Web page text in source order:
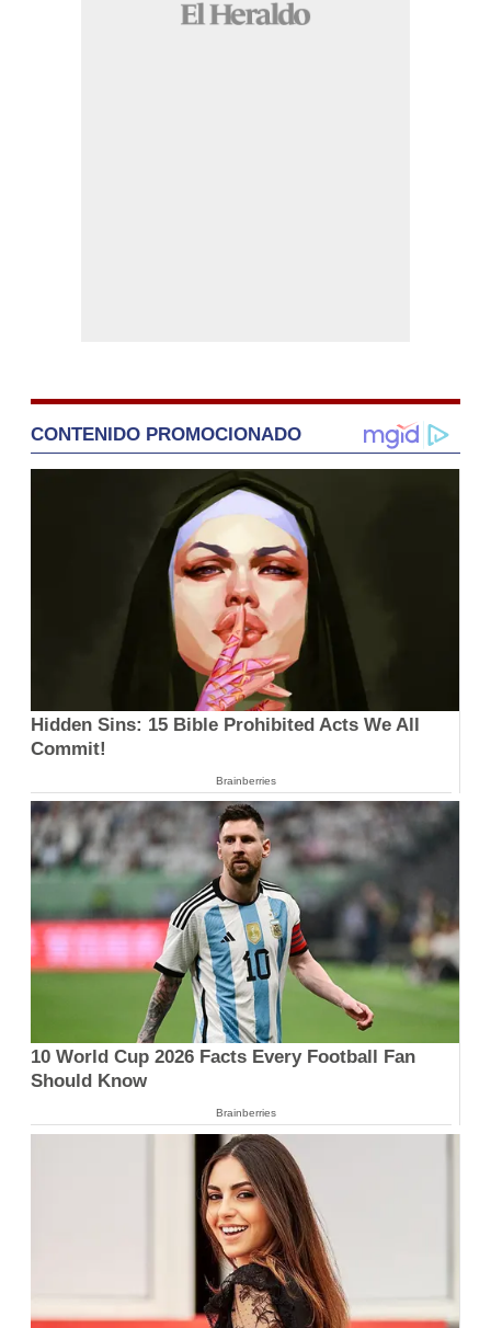
CONTENIDO PROMOCIONADO
Hidden Sins: 15 Bible Prohibited Acts We All
Commit!
Brainberries
10 World Cup 2026 Facts Every Football Fan
Should Know
Brainberries